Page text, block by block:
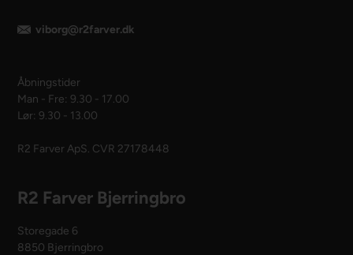
viborg@r2farver.dk
Åbningstider
Man - Fre: 9.30 - 17.00
Lør: 9.30 - 13.00
R2 Farver ApS. CVR 27178448
R2 Farver Bjerringbro
Storegade 6
8850 Bjerringbro